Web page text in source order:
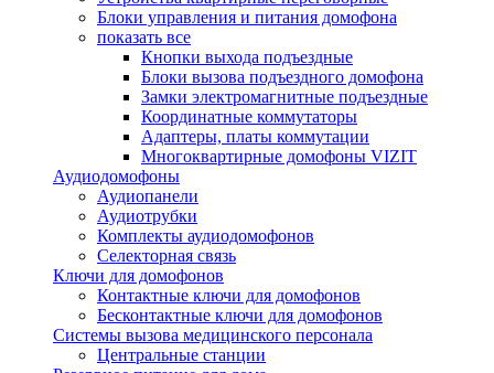
Блоки управления и питания домофона
показать все
Кнопки выхода подъездные
Блоки вызова подъездного домофона
Замки электромагнитные подъездные
Координатные коммутаторы
Адаптеры, платы коммутации
Многоквартирные домофоны VIZIT
Аудиодомофоны
Аудиопанели
Аудиотрубки
Комплекты аудиодомофонов
Селекторная связь
Ключи для домофонов
Контактные ключи для домофонов
Бесконтактные ключи для домофонов
Системы вызова медицинского персонала
Центральные станции